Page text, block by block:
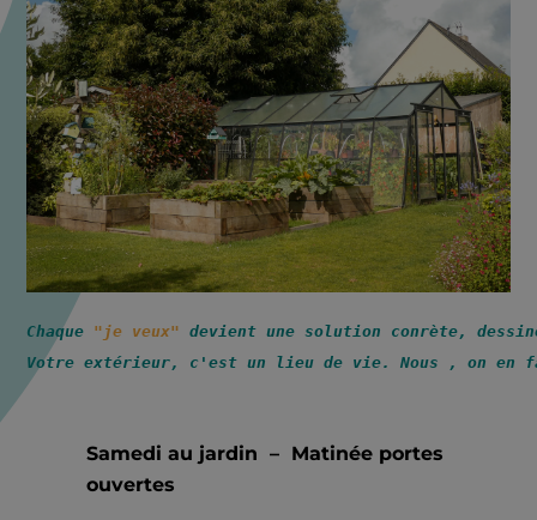
Chaque "je veux" devient une solution conrète,
Votre extérieur, c'est un lieu de vie. Nous , on
Samedi au jardin – Matinée portes
ouvertes